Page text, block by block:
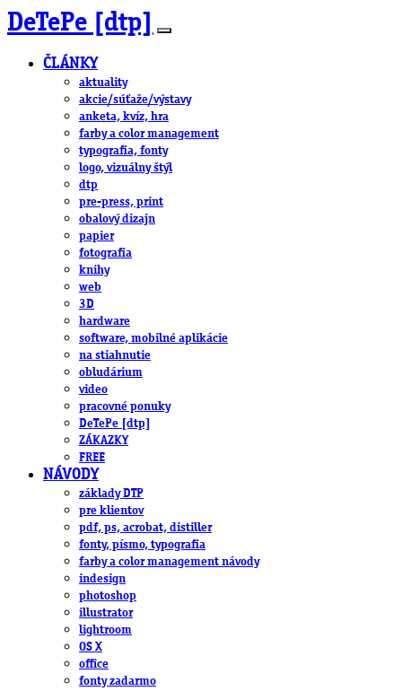
DeTePe [dtp]
ČLÁNKY
aktuality
akcie/súťaže/výstavy
anketa, kvíz, hra
farby a color management
typografia, fonty
logo, vizuálny štýl
dtp
pre-press, print
obalový dizajn
papier
fotografia
knihy
web
3D
hardware
software, mobilné aplikácie
na stiahnutie
obludárium
video
pracovné ponuky
DeTePe [dtp]
ZÁKAZKY
FREE
NÁVODY
základy DTP
pre klientov
pdf, ps, acrobat, distiller
fonty, písmo, typografia
farby a color management návody
indesign
photoshop
illustrator
lightroom
OS X
office
fonty zadarmo